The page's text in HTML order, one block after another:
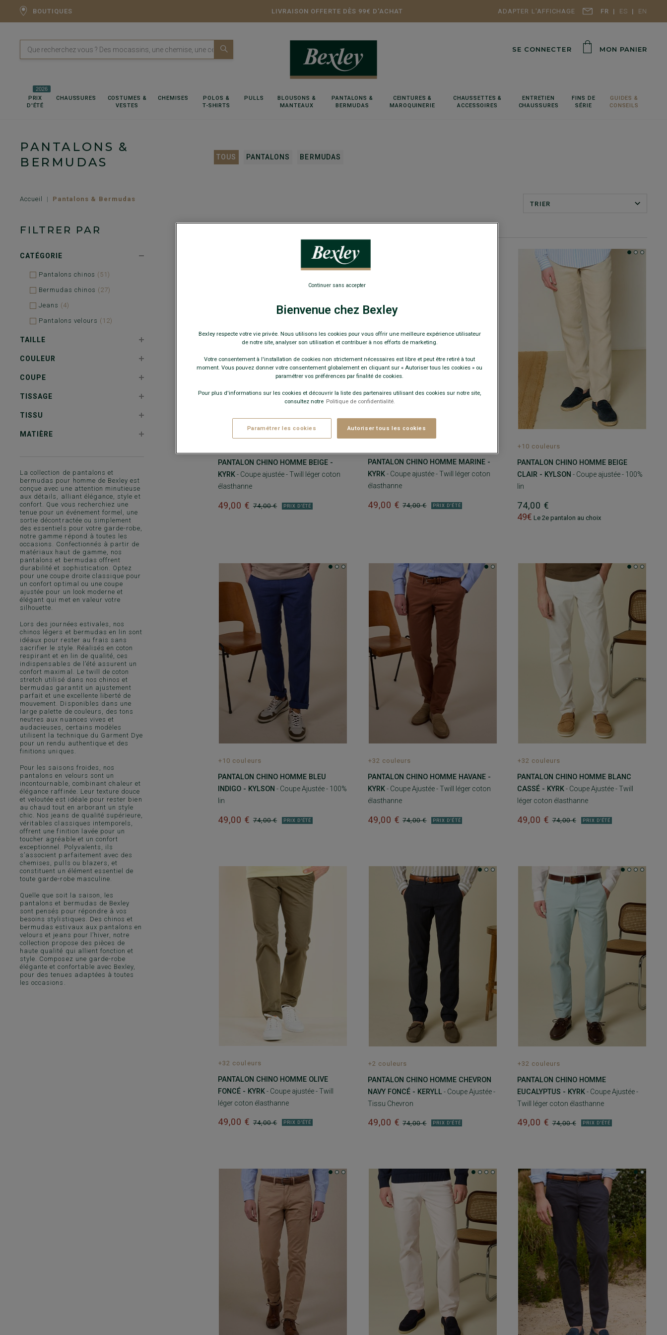
FR ES EN
BOUTIQUES LIVRAISON OFFERTE DÈS 99€ D'ACHAT ADAPTER L'AFFICHAGE
SE CONNECTER MON PANIER
PRIX
D'ÉTÉ
2026
CHAUSSURES
COSTUMES &
VESTES
CHEMISES
POLOS &
T-SHIRTS
PULLS
BLOUSONS &
MANTEAUX
PANTALONS &
BERMUDAS
CEINTURES &
MAROQUINERIE
CHAUSSETTES &
ACCESSOIRES
ENTRETIEN
CHAUSSURES
FINS DE
SÉRIE
GUIDES &
CONSEILS
PANTALONS &
BERMUDAS
TOUS PANTALONS BERMUDAS
Accueil Pantalons & Bermudas
TRIER
PANTALON CHINO HOMME BEIGE -
KYRK- Coupe ajustée - Twill léger coton
élasthanne
74,00 €
49,00 € PRIX D'ÉTÉ
PANTALON CHINO HOMME MARINE -
KYRK- Coupe ajustée - Twill léger coton
élasthanne
74,00 €
49,00 € PRIX D'ÉTÉ
+10 couleurs
PANTALON CHINO HOMME BEIGE
CLAIR - KYLSON - Coupe ajustée - 100%
lin
74,00 €
49€ Le 2e pantalon au choix
+10 couleurs
PANTALON CHINO HOMME BLEU
INDIGO - KYLSON - Coupe Ajustée - 100%
lin
74,00 €
49,00 € PRIX D'ÉTÉ
+32 couleurs
PANTALON CHINO HOMME HAVANE -
KYRK- Coupe Ajustée - Twill léger coton
élasthanne
74,00 €
49,00 € PRIX D'ÉTÉ
+32 couleurs
PANTALON CHINO HOMME BLANC
CASSÉ - KYRK- Coupe Ajustée - Twill
léger coton élasthanne
74,00 €
49,00 € PRIX D'ÉTÉ
+32 couleurs
PANTALON CHINO HOMME OLIVE
FONCÉ - KYRK- Coupe ajustée - Twill
léger coton élasthanne
74,00 €
49,00 € PRIX D'ÉTÉ
+2 couleurs
PANTALON CHINO HOMME CHEVRON
NAVY FONCÉ - KERYLL - Coupe Ajustée -
Tissu Chevron
74,00 €
49,00 € PRIX D'ÉTÉ
+32 couleurs
PANTALON CHINO HOMME
EUCALYPTUS - KYRK- Coupe Ajustée -
Twill léger coton élasthanne
74,00 €
49,00 € PRIX D'ÉTÉ
FILTRER PAR
CATÉGORIE
Pantalons chinos 51
Bermudas chinos 27
Jeans 4
Pantalons velours 12
TAILLE
COULEUR
COUPE
TISSAGE
TISSU
MATIÈRE
La collection de pantalons et
bermudas pour homme de Bexley est
conçue avec une attention minutieuse
aux détails, alliant élégance, style et
confort. Que vous recherchiez une
tenue pour un événement formel, une
sortie décontractée ou simplement
des essentiels pour votre garde-robe,
notre gamme répond à toutes les
occasions. Confectionnés à partir de
matériaux haut de gamme, nos
pantalons et bermudas offrent
durabilité et sophistication. Optez
pour une coupe droite classique pour
un confort optimal ou une coupe
ajustée pour un look moderne et
élégant qui met en valeur votre
silhouette.
Lors des journées estivales, nos
chinos légers et bermudas en lin sont
idéaux pour rester au frais sans
sacrifier le style. Réalisés en coton
respirant et en
lin de qualité , ces
indispensables de l’été assurent un
confort maximal. Le twill de coton
stretch utilisé dans nos chinos et
bermudas garantit un ajustement
parfait et une excellente liberté de
mouvement. Disponibles dans une
large palette de couleurs, des tons
neutres aux nuances vives et
audacieuses, certains modèles
utilisent la technique du Garment Dye
pour un rendu authentique et des
finitions uniques.
Pour les saisons froides, nos
pantalons en velours sont un
incontournable, combinant chaleur et
élégance raffinée. Leur texture douce
et veloutée est idéale pour rester bien
au chaud tout en arborant un style
chic. Nos jeans de qualité supérieure,
véritables classiques intemporels,
offrent une finition lavée pour un
toucher agréable et un confort
exceptionnel. Polyvalents, ils
s’associent parfaitement avec des
chemises, pulls ou blazers, et
constituent un élément essentiel de
toute garde-robe masculine.
Quelle que soit la saison, les
pantalons et bermudas de Bexley
sont pensés pour répondre à vos
besoins stylistiques. Des chinos et
bermudas estivaux aux pantalons en
velours et jeans pour l’hiver, notre
collection propose des pièces de
haute qualité qui allient fonction et
style. Composez une garde-robe
élégante et confortable avec Bexley,
pour des tenues adaptées à toutes
les occasions.
Bienvenue chez Bexley
Bexley respecte votre vie privée. Nous utilisons les cookies pour vous offrir une meilleure expérience utilisateur
de notre site, analyser son utilisation et contribuer à nos efforts de marketing.
Votre consentement à l'installation de cookies non strictement nécessaires est libre et peut être retiré à tout
moment. Vous pouvez donner votre consentement globalement en cliquant sur « Autoriser tous les cookies » ou
paramétrer vos préférences par finalité de cookies.
Pour plus d'informations sur les cookies et découvrir la liste des partenaires utilisant des cookies sur notre site,
consultez notre Politique de confidentialité.
Paramétrer les cookies Autoriser tous les cookies
Continuer sans accepter